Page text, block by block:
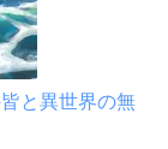
と異世界の無